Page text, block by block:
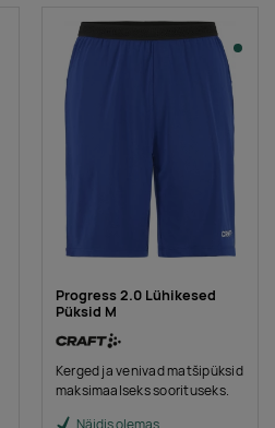
Progress 2.0 Lühikesed
Püksid M
Kerged ja venivad matšipüksid
maksimaalseks soorituseks.
Näidis olemas